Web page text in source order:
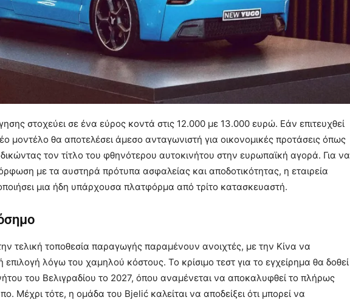
στοχεύει σε ένα εύρος κοντά στις 12.000 με 13.000 ευρώ. Εάν επιτευχθεί
μοντέλο θα αποτελέσει άμεσο ανταγωνιστή για οικονομικές προτάσεις όπως
τον τίτλο του φθηνότερου αυτοκινήτου στην ευρωπαϊκή αγορά. Για να
με τα αυστηρά πρότυπα ασφαλείας και αποδοτικότητας, η εταιρεία
μια ήδη υπάρχουσα πλατφόρμα από τρίτο κατασκευαστή.
τελική τοποθεσία παραγωγής παραμένουν ανοιχτές, με την Κίνα να
επιλογή λόγω του χαμηλού κόστους. Το κρίσιμο τεστ για το εγχείρημα θα δοθεί
του Βελιγραδίου το 2027, όπου αναμένεται να αποκαλυφθεί το πλήρως
Μέχρι τότε, η ομάδα του Bjelić καλείται να αποδείξει ότι μπορεί να